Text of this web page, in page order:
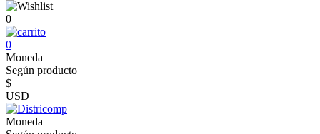
0
0
Moneda
Según producto
$
USD
Moneda